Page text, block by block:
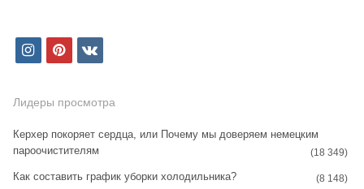
i
s
a
g
p
n
e
r
v
Лидеры просмотра
Керхер покоряет сердца, или Почему мы доверяем немецким
пароочистителям
(18 349)
Как составить график уборки холодильника? (8 148)